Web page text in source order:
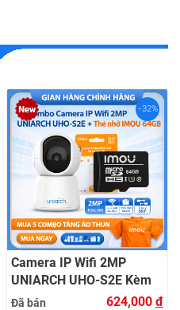
-32%
Camera IP Wifi 2MP
UNIARCH UHO-S2E Kèm
Thẻ Nhớ IMOU 64GB |
Đã bán
624,000 đ